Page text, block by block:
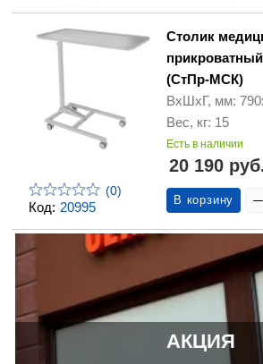
Код: 20995
(0)
Столик
(СтПр-МСК)
ВхШхГ, мм:
Вес, кг: 15
Есть в наличии
20 190
В корзину
АКЦИЯ